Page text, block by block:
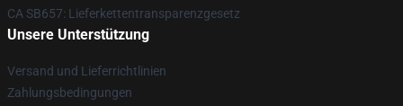
CA SB657: Lieferkettentransparenzgesetz
Unsere Unterstützung
Versand und Lieferrichtlinien
Zahlungsbedingungen